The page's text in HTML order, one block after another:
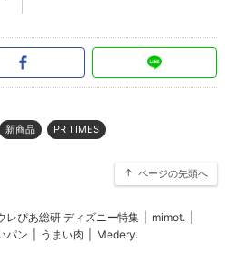
新商品 PR TIMES
ページの先頭へ
レぴあ総研 ディズニー特集 mimot.
パン うまい肉 Medery.